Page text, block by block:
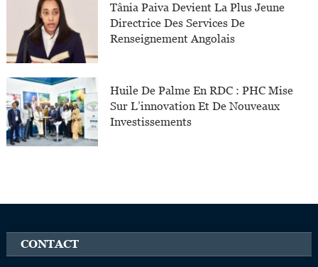
Tânia Paiva Devient La Plus Jeune
Directrice Des Services De
Renseignement Angolais
Huile De Palme En RDC : PHC Mise
Sur L’innovation Et De Nouveaux
Investissements
CONTACT